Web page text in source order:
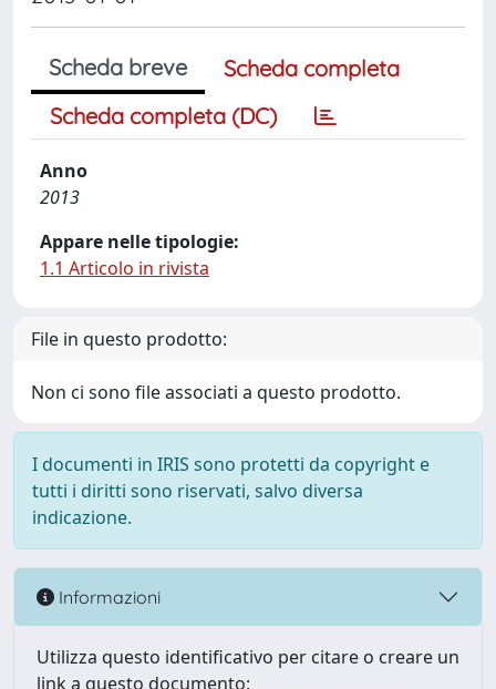
Scheda breve
Scheda completa
Scheda completa (DC)
Anno
2013
Appare nelle tipologie:
1.1 Articolo in rivista
File in questo prodotto:
Non ci sono file associati a questo prodotto.
I documenti in IRIS sono protetti da copyright e
tutti i diritti sono riservati, salvo diversa
indicazione.
Informazioni
Utilizza questo identificativo per citare o creare un
link a questo documento: